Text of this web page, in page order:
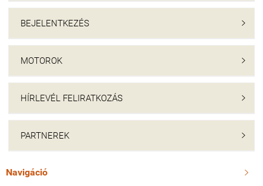
BEJELENTKEZÉS 
MOTOROK 
HÍRLEVÉL FELIRATKOZÁS 
PARTNEREK 
Navigáció 